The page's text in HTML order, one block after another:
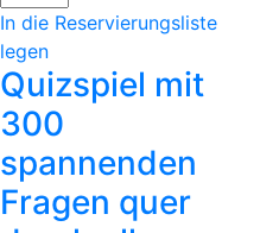
mit
300
spannenden
Fragen
quer
durch
alle
Wissensgebiete.
In die Reservierungsliste
legen
Quizspiel mit
300
spannenden
Fragen quer